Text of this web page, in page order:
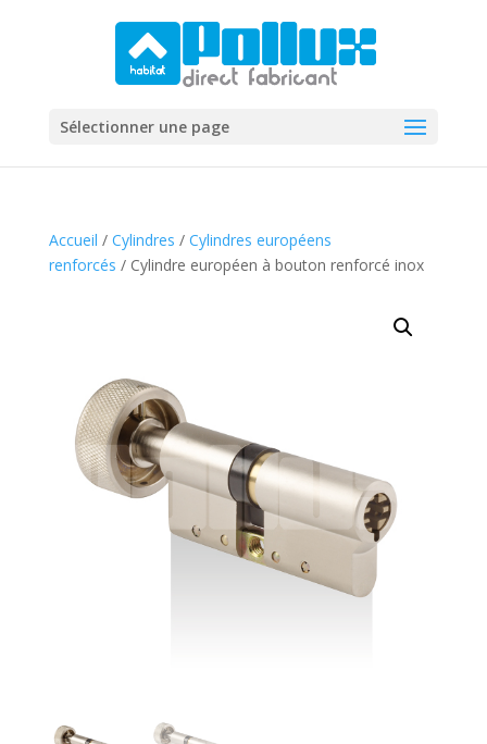
Sélectionner une page
Accueil / Cylindres / Cylindres européens
renforcés / Cylindre européen à bouton renforcé inox